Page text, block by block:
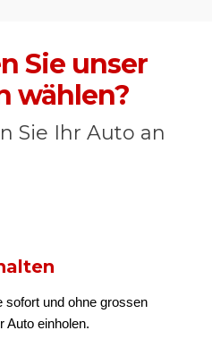
Sie unser
wählen?
Sie Ihr Auto an
sofort und ohne grossen
Auto einholen.